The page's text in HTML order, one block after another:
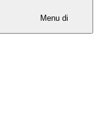
Menu di